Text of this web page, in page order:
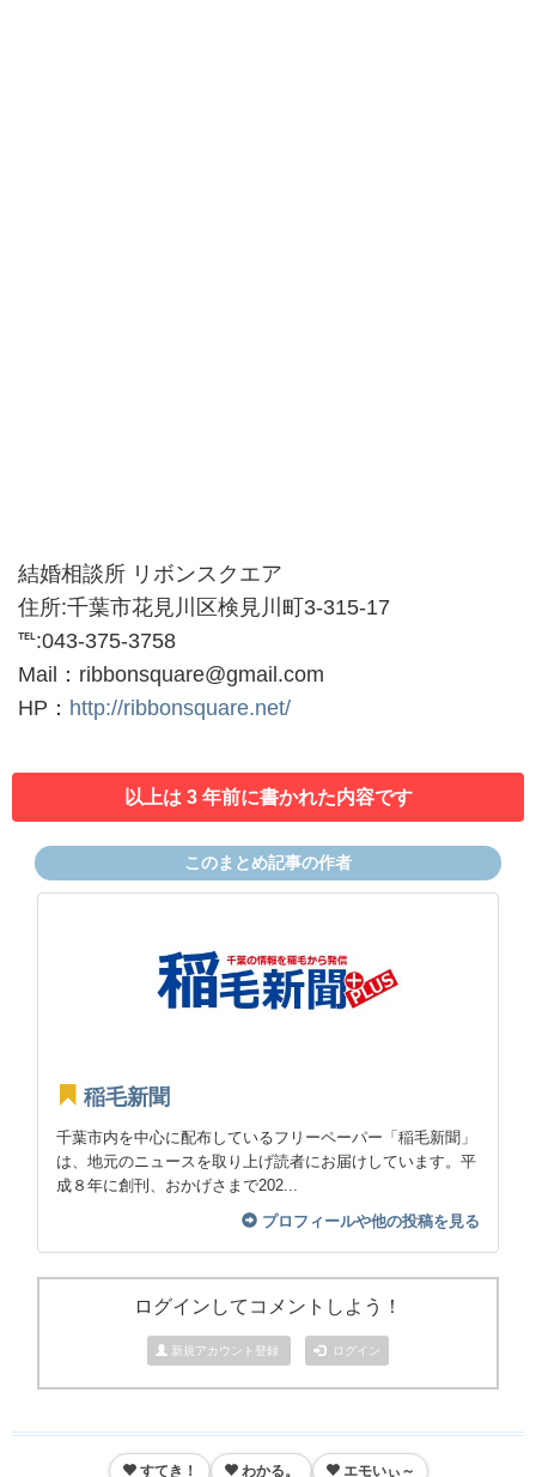
結婚相談所 リボンスクエア
住所:千葉市花見川区検見川町3-315-17
℡:043-375-3758
Mail：ribbonsquare@gmail.com
HP： http://ribbonsquare.net/
以上は 3 年前に書かれた内容です
このまとめ記事の作者
稲毛新聞
千葉市内を中心に配布しているフリーペーパー「稲毛新聞」
は、地元のニュースを取り上げ読者にお届けしています。平
成８年に創刊、おかげさまで202...
プロフィールや他の投稿を見る
ログインしてコメントしよう！
新規アカウント登録 ログイン
すてき！ わかる。 エモいぃ～